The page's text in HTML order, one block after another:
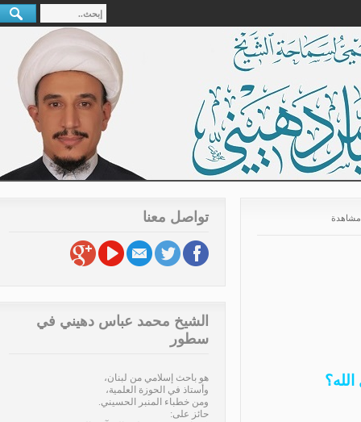
تواصل معنا
الشيخ محمد عباس دهيني في
سطور
هو باحث إسلامي من لبنان،
وأستاذ في الحوزة العلمية،
ومن خطباء المنبر الحسيني.
حائز على: